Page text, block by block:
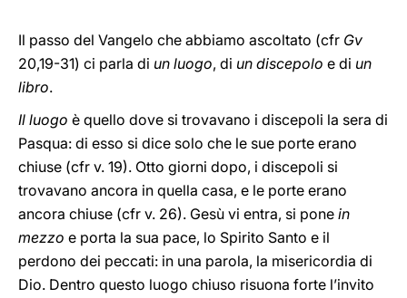
Il passo del Vangelo che abbiamo ascoltato (cfr Gv
20,19-31) ci parla di un luogo, di un discepolo e di un
libro.
Il luogo è quello dove si trovavano i discepoli la sera di
Pasqua: di esso si dice solo che le sue porte erano
chiuse (cfr v. 19). Otto giorni dopo, i discepoli si
trovavano ancora in quella casa, e le porte erano
ancora chiuse (cfr v. 26). Gesù vi entra, si pone in
mezzo e porta la sua pace, lo Spirito Santo e il
perdono dei peccati: in una parola, la misericordia di
Dio. Dentro questo luogo chiuso risuona forte l’invito